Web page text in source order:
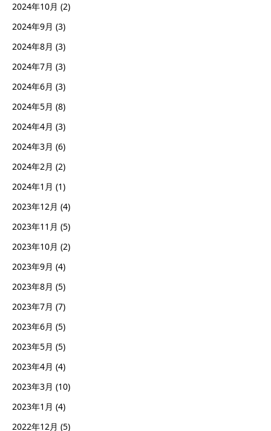
2024年10月 (2)
2024年9月 (3)
2024年8月 (3)
2024年7月 (3)
2024年6月 (3)
2024年5月 (8)
2024年4月 (3)
2024年3月 (6)
2024年2月 (2)
2024年1月 (1)
2023年12月 (4)
2023年11月 (5)
2023年10月 (2)
2023年9月 (4)
2023年8月 (5)
2023年7月 (7)
2023年6月 (5)
2023年5月 (5)
2023年4月 (4)
2023年3月 (10)
2023年1月 (4)
2022年12月 (5)